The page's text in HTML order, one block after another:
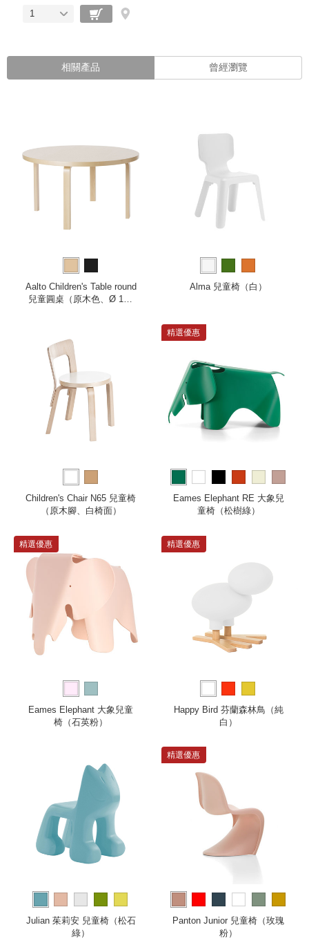
1
相關產品 曾經瀏覽
Aalto Children's Table round
兒童圓桌（原木色、Ø 100
Alma 兒童椅（白）
Children's Chair N65 兒童椅
（原木腳、白椅面）
精選優惠
more
Eames Elephant RE 大象兒
童椅（松樹綠）
精選優惠
Eames Elephant 大象兒童
椅（石英粉）
精選優惠
Happy Bird 芬蘭森林鳥（純
白）
Julian 茱莉安 兒童椅（松石
綠）
精選優惠
more
Panton Junior 兒童椅（玫瑰
粉）